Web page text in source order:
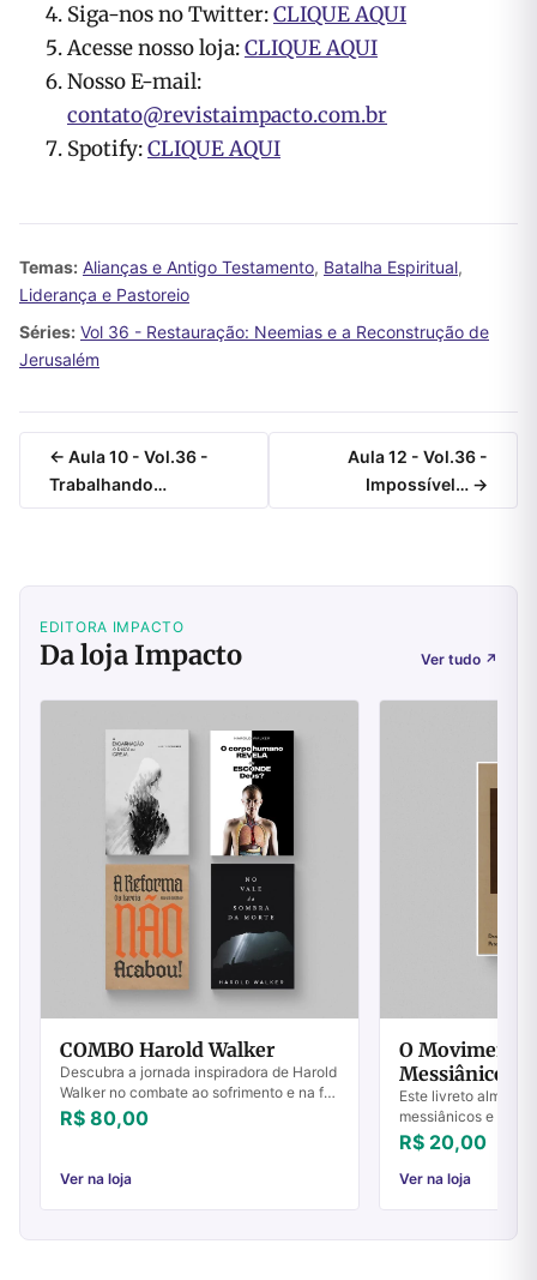
Siga-nos no Twitter:CLIQUE AQUI
Acesse nosso loja:CLIQUE AQUI
Nosso E-mail:
contato@revistaimpacto.com.br
Spotify:CLIQUE AQUI
Temas: Alianças e Antigo Testamento, Batalha Espiritual,
Liderança e Pastoreio
Séries: Vol 36 - Restauração: Neemias e a Reconstrução de
Jerusalém
← Aula 10 - Vol.36 -
Trabalhando…
Aula 12 - Vol.36 -
Impossível… →
EDITORA IMPACTO
Da loja Impacto Ver tudo ↗
COMBO Harold Walker
Descubra a jornada inspiradora de Harold
Walker no combate ao sofrimento e na fé
inabalável. Transforme sua vida cristã
hoje!
R$ 80,00
Ver na loja
O Movimento
Messiânico
Este livreto almeja
messiânicos e seu
e teólogos cristãos
informações sobre
são os Ju...
R$ 20,00
Ver na loja